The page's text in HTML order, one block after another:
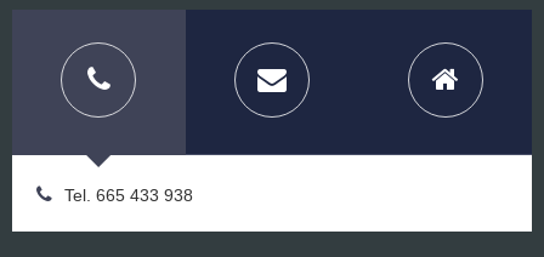
Tel. 665 433 938